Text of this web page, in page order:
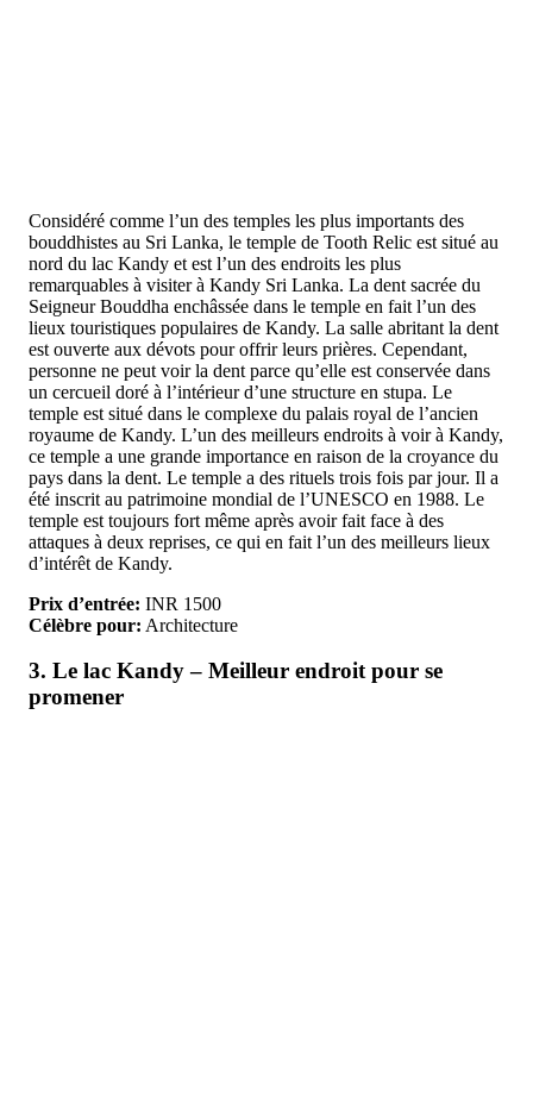
Considéré comme l’un des temples les plus importants des
bouddhistes au Sri Lanka, le temple de Tooth Relic est situé au
nord du lac Kandy et est l’un des endroits les plus
remarquables à visiter à Kandy Sri Lanka. La dent sacrée du
Seigneur Bouddha enchâssée dans le temple en fait l’un des
lieux touristiques populaires de Kandy. La salle abritant la dent
est ouverte aux dévots pour offrir leurs prières. Cependant,
personne ne peut voir la dent parce qu’elle est conservée dans
un cercueil doré à l’intérieur d’une structure en stupa. Le
temple est situé dans le complexe du palais royal de l’ancien
royaume de Kandy. L’un des meilleurs endroits à voir à Kandy,
ce temple a une grande importance en raison de la croyance du
pays dans la dent. Le temple a des rituels trois fois par jour. Il a
été inscrit au patrimoine mondial de l’UNESCO en 1988. Le
temple est toujours fort même après avoir fait face à des
attaques à deux reprises, ce qui en fait l’un des meilleurs lieux
d’intérêt de Kandy.
Prix d’entrée: INR 1500
Célèbre pour: Architecture
3. Le lac Kandy – Meilleur endroit pour se
promener